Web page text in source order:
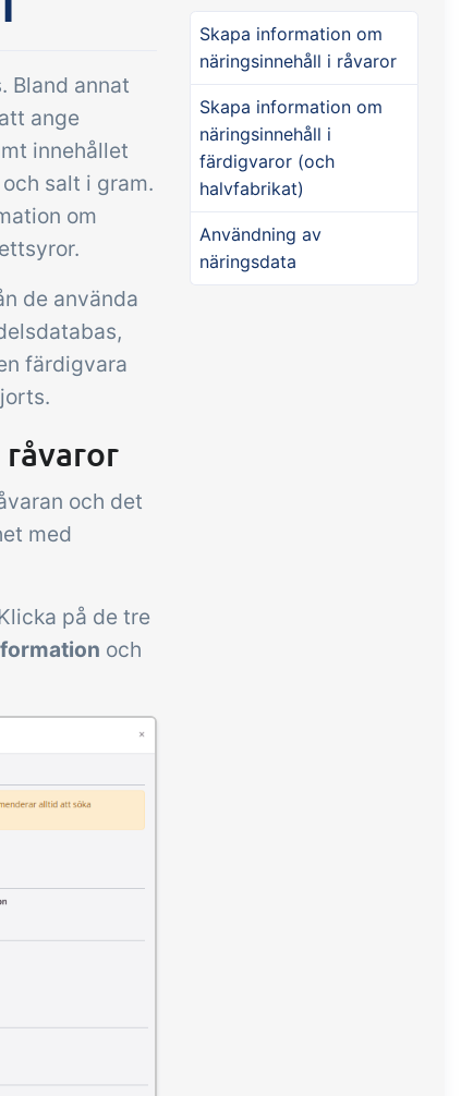
Connect
Connect erbjuder många
alternativ för automatisering
och anpassade flöden med
utbyte av filer och data
mellan tracezilla och externa
system och enheter.
Bland annat
ange
innehållet
salt i gram.
om
de använda
färdigvara
och det
med
på de tre
och
Skapa information om
näringsinnehåll i råvaror
Skapa information om
näringsinnehåll i
färdigvaror (och
halvfabrikat)
Användning av
näringsdata